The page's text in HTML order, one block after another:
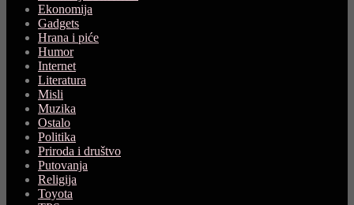
Ekonomija
Gadgets
Hrana i piće
Humor
Internet
Literatura
Misli
Muzika
Ostalo
Politika
Priroda i društvo
Putovanja
Religija
Toyota